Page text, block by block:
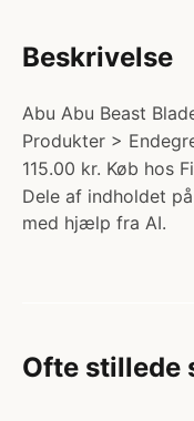
Beskrivelse
Abu Abu Beast
Produkter >
115.00 kr. Køb hos
Dele af indholdet
med hjælp fra AI.
Ofte stillede